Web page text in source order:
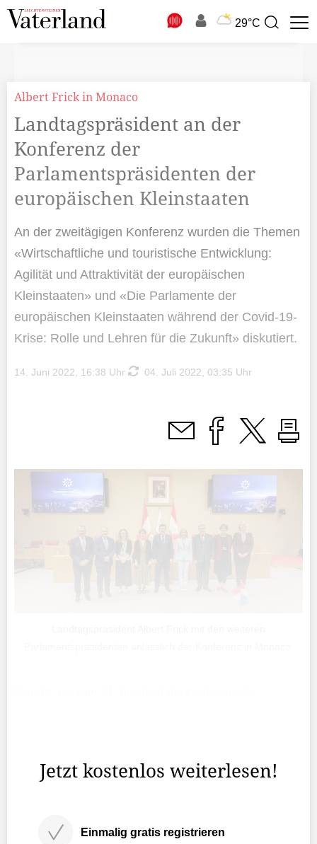
29°C
Suchbegriff
Albert Frick in Monaco
Landtagspräsident an der
Konferenz der
Parlamentspräsidenten der
europäischen Kleinstaaten
An der zweitägigen Konferenz wurden die Themen
«Wirtschaftliche und touristische Entwicklung:
Agilität und Attraktivität der europäischen
Kleinstaaten» und «Die Parlamente der
europäischen Kleinstaaten während der Covid-19-
Krise: Rolle und Lehren für die Zukunft» diskutiert.
14. Juni 2022, 16:38 Uhr 04. Juli 2022, 03:35 Uhr
Jetzt kostenlos weiterlesen!
Einmalig gratis registrieren